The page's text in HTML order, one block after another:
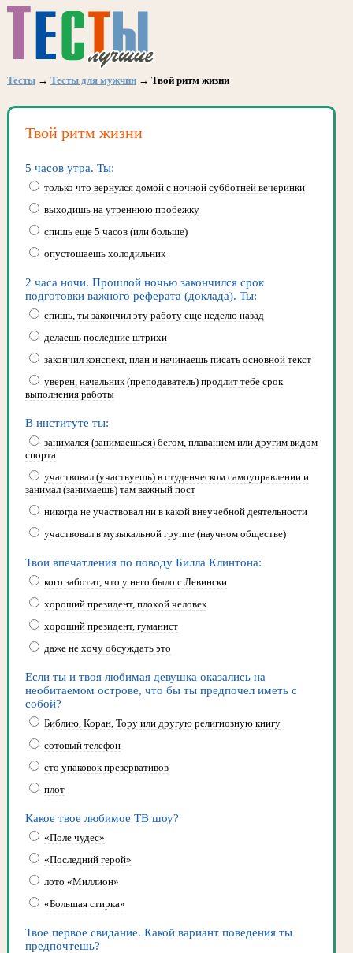
Тесты → Тесты для мужчин → Твой ритм жизни
Твой ритм жизни
5 часов утра. Ты:
только что вернулся домой с ночной субботней вечеринки
выходишь на утреннюю пробежку
спишь еще 5 часов (или больше)
опустошаешь холодильник
2 часа ночи. Прошлой ночью закончился срок
подготовки важного реферата (доклада). Ты:
спишь, ты закончил эту работу еще неделю назад
делаешь последние штрихи
закончил конспект, план и начинаешь писать основной текст
уверен, начальник (преподаватель) продлит тебе срок
выполнения работы
В институте ты:
занимался (занимаешься) бегом, плаванием или другим видом
спорта
участвовал (участвуешь) в студенческом самоуправлении и
занимал (занимаешь) там важный пост
никогда не участвовал ни в какой внеучебной деятельности
участвовал в музыкальной группе (научном обществе)
Твои впечатления по поводу Билла Клинтона:
кого заботит, что у него было с Левински
хороший президент, плохой человек
хороший президент, гуманист
даже не хочу обсуждать это
Если ты и твоя любимая девушка оказались на
необитаемом острове, что бы ты предпочел иметь с
собой?
Библию, Коран, Тору или другую религиозную книгу
сотовый телефон
сто упаковок презервативов
плот
Какое твое любимое ТВ шоу?
«Поле чудес»
«Последний герой»
лото «Миллион»
«Большая стирка»
Твое первое свидание. Какой вариант поведения ты
предпочтешь?